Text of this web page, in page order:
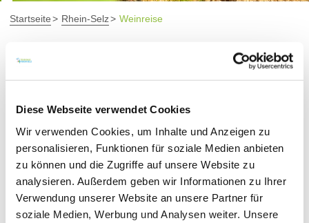
Diese Webseite verwendet Cookies
Wir verwenden Cookies, um Inhalte und Anzeigen zu
personalisieren, Funktionen für soziale Medien anbieten
zu können und die Zugriffe auf unsere Website zu
analysieren. Außerdem geben wir Informationen zu Ihrer
Verwendung unserer Website an unsere Partner für
soziale Medien, Werbung und Analysen weiter. Unsere
Startseite Rhein-Selz Weinreise
Wir feiern den Wein
Besuchen Sie das Niersteiner Winzerfest, kommen Sie
auf ein Glas Wein zum Oppenheimer Weinfest vorbei
und planen Sie einen Zwischenstopp auf dem
Guntersblumer Kellerweg ein. Hier verbinden sich
Geselligkeit und Weingenuss – eine perfekte Mischung